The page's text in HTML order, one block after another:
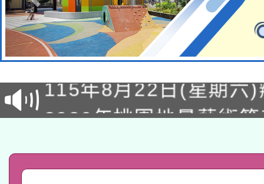
轉知經濟部水利署委託
業技術研究院辦理「
用水績優單位及節水達
動」
115年8月22日(星期六
桃園市孔廟祈福系列
2026年桃園地景藝術
關事宜
轉知教育部國民及學前